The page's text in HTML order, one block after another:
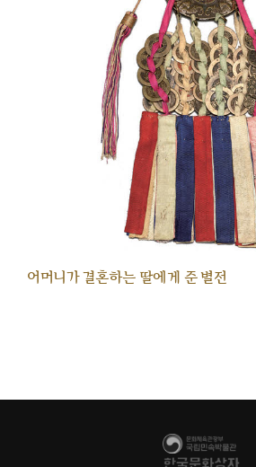
어머니가 결혼하는 딸에게 준 별전